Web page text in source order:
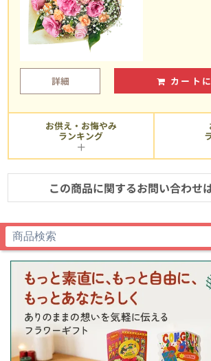
詳細 カート
お供え・お悔やみ
ランキング
この商品に関するお問い合わせ